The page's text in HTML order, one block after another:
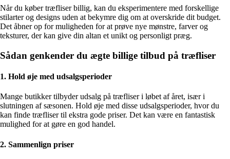
Når du køber træfliser billig, kan du eksperimentere med forskellige
stilarter og designs uden at bekymre dig om at overskride dit budget.
Det åbner op for muligheden for at prøve nye mønstre, farver og
teksturer, der kan give din altan et unikt og personligt præg.
Sådan genkender du ægte billige tilbud på træfliser
1. Hold øje med udsalgsperioder
Mange butikker tilbyder udsalg på træfliser i løbet af året, især i
slutningen af sæsonen. Hold øje med disse udsalgsperioder, hvor du
kan finde træfliser til ekstra gode priser. Det kan være en fantastisk
mulighed for at gøre en god handel.
2. Sammenlign priser